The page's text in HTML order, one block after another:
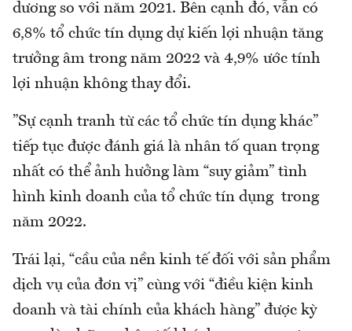
dương so với năm 2021. Bên cạnh đó, vẫn có
6,8% tổ chức tín dụng dự kiến lợi nhuận tăng
trưởng âm trong năm 2022 và 4,9% ước tính
lợi nhuận không thay đổi.
”Sự cạnh tranh từ các tổ chức tín dụng khác”
tiếp tục được đánh giá là nhân tố quan trọng
nhất có thể ảnh hưởng làm “suy giảm” tình
hình kinh doanh của tổ chức tín dụng trong
năm 2022.
Trái lại, “cầu của nền kinh tế đối với sản phẩm
dịch vụ của đơn vị” cùng với “điều kiện kinh
doanh và tài chính của khách hàng” được kỳ